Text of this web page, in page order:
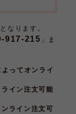
なります。
917-215 」ま
ってオンライ
イン注文可能
ライン注文可